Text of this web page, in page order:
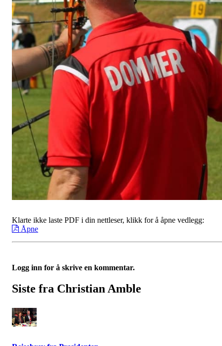
Klarte ikke laste PDF i din nettleser, klikk for å åpne vedlegg:
Åpne
Logg inn for å skrive en kommentar.
Siste fra Christian Amble